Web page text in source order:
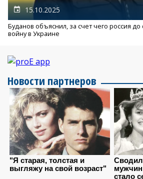
15.10.2025
Буданов объяснил, за счет чего россия
войну в Украине
Новости партнеров